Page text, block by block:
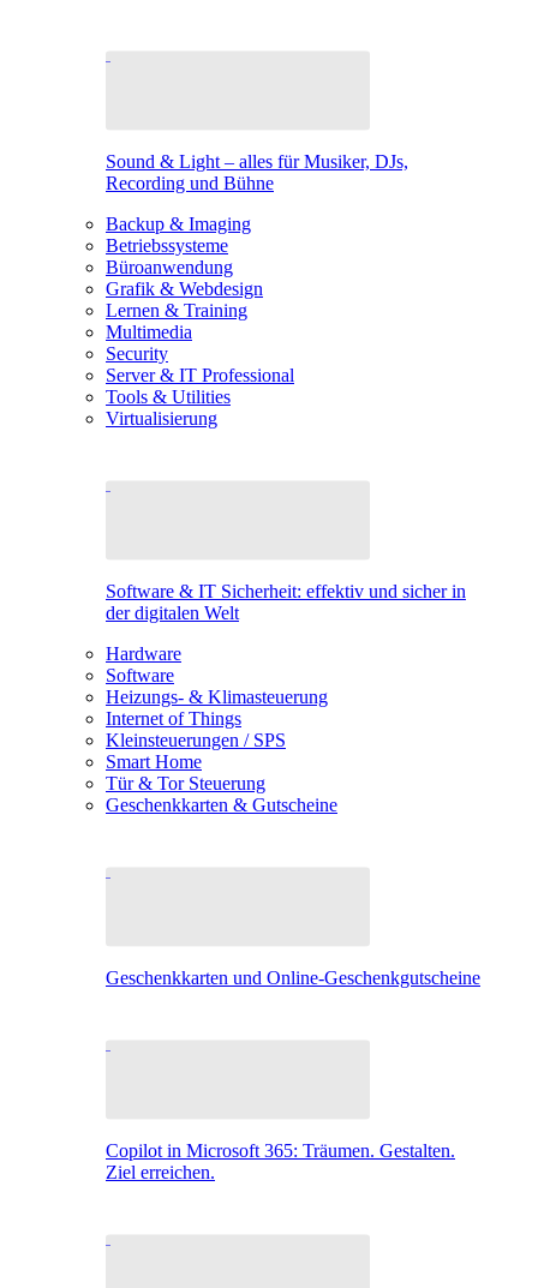
Sound & Light – alles für Musiker, DJs,
Recording und Bühne
Backup & Imaging
Betriebssysteme
Büroanwendung
Grafik & Webdesign
Lernen & Training
Multimedia
Security
Server & IT Professional
Tools & Utilities
Virtualisierung
Software & IT Sicherheit: effektiv und sicher in
der digitalen Welt
Hardware
Software
Heizungs- & Klimasteuerung
Internet of Things
Kleinsteuerungen / SPS
Smart Home
Tür & Tor Steuerung
Geschenkkarten & Gutscheine
Geschenkkarten und Online-Geschenkgutscheine
Copilot in Microsoft 365: Träumen. Gestalten.
Ziel erreichen.